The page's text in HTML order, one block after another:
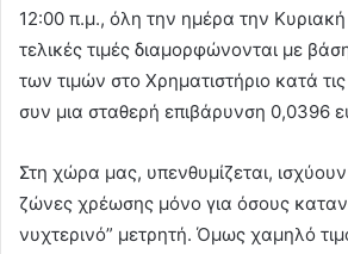
12:00 π.μ., όλη την ημέρα την Κυριακή
τελικές τιμές διαμορφώνονται με
των τιμών στο Χρηματιστήριο κατά
συν μια σταθερή επιβάρυνση 0,0396
Στη χώρα μας, υπενθυμίζεται,
ζώνες χρέωσης μόνο για όσους
νυχτερινό” μετρητή. Όμως χαμηλό